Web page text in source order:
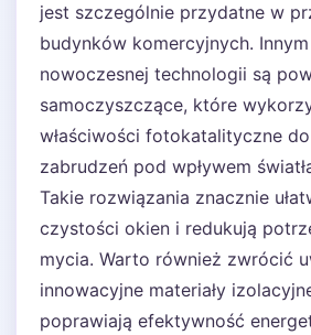
jest szczególnie przydatne w
budynków komercyjnych. Innym
nowoczesnej technologii są
samoczyszczące, które
właściwości fotokatalityczne
zabrudzeń pod wpływem
Takie rozwiązania znacznie
czystości okien i redukują
mycia. Warto również zwrócić
innowacyjne materiały
poprawiają efektywność